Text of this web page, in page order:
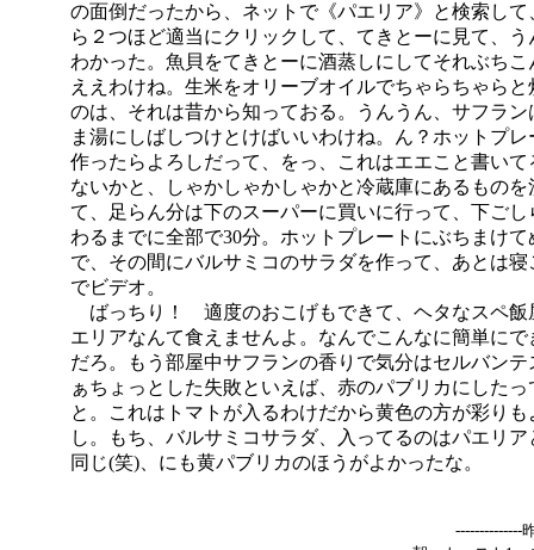
の面倒だったから、ネットで《パエリア》と検索して
ら２つほど適当にクリックして、てきとーに見て、う
わかった。魚貝をてきとーに酒蒸しにしてそれぶちこ
ええわけね。生米をオリーブオイルでちゃらちゃらと
のは、それは昔から知っておる。うんうん、サフラン
ま湯にしばしつけとけばいいわけね。ん？ホットプレ
作ったらよろしだって、をっ、これはエエこと書いて
ないかと、しゃかしゃかしゃかと冷蔵庫にあるものを
て、足らん分は下のスーパーに買いに行って、下ごし
わるまでに全部で30分。ホットプレートにぶちまけて
で、その間にバルサミコのサラダを作って、あとは寝
でビデオ。
ばっちり！ 適度のおこげもできて、ヘタなスペ飯
エリアなんて食えませんよ。なんでこんなに簡単にで
だろ。もう部屋中サフランの香りで気分はセルバンテ
ぁちょっとした失敗といえば、赤のパブリカにしたっ
と。これはトマトが入るわけだから黄色の方が彩りも
し。もち、バルサミコサラダ、入ってるのはパエリア
同じ(笑)、にも黄パブリカのほうがよかったな。
--------------